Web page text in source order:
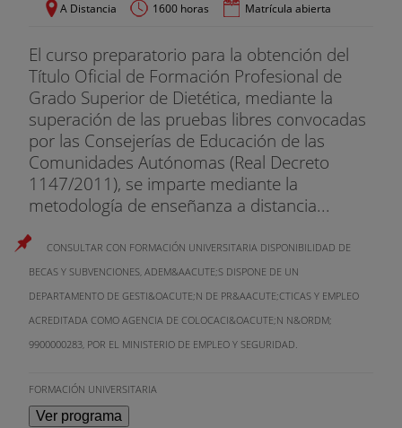
A Distancia 1600 horas Matrícula abierta
El curso preparatorio para la obtención del
Título Oficial de Formación Profesional de
Grado Superior de Dietética, mediante la
superación de las pruebas libres convocadas
por las Consejerías de Educación de las
Comunidades Autónomas (Real Decreto
1147/2011), se imparte mediante la
metodología de enseñanza a distancia...
CONSULTAR CON FORMACIÓN UNIVERSITARIA DISPONIBILIDAD DE
BECAS Y SUBVENCIONES, ADEM&AACUTE;S DISPONE DE UN
DEPARTAMENTO DE GESTI&OACUTE;N DE PR&AACUTE;CTICAS Y EMPLEO
ACREDITADA COMO AGENCIA DE COLOCACI&OACUTE;N N&ORDM;
9900000283, POR EL MINISTERIO DE EMPLEO Y SEGURIDAD.
FORMACIÓN UNIVERSITARIA
Ver programa